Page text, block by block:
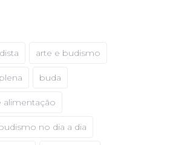
arte e budismo
buda
alimentação
no dia a dia